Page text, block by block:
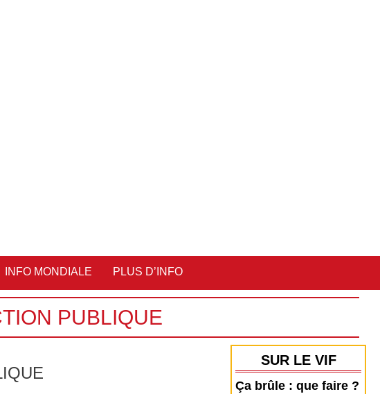
MONDIALE PLUS D’INFO
PUBLIQUE
SUR LE VIF
Ça brûle : que faire ?